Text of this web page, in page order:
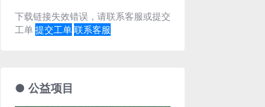
下载链接失效错误，请联系客服或提交
工单提交工单联系客服
● 公益项目